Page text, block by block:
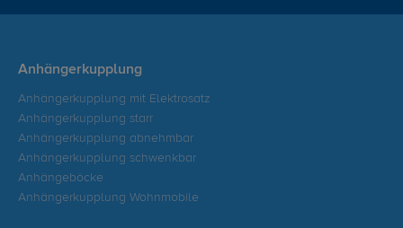
Anhängerkupplung
Anhängerkupplung mit Elektrosatz
Anhängerkupplung starr
Anhängerkupplung abnehmbar
Anhängerkupplung schwenkbar
Anhängeböcke
Anhängerkupplung Wohnmobile